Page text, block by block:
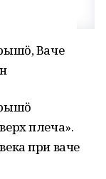
Ваче
плеча».
при ваче